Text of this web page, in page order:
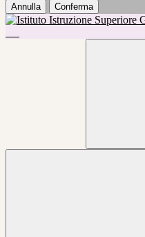
Annulla Conferma